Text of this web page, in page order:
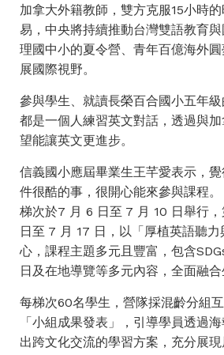
加拿大外籍教師，雙方克服15小時
易，中央將持續推動台灣雙語教育
理國中小的夏令營、青年百億海外
展國際視野。
參與學生、就讀長榮百合國小五年
都是一個人練習英文對話，透過與
望能讓英文更進步。
信義國小應屆畢業生王芊愛表示，
件很酷的事，很開心能來參與課程
梯次於7 月 6 日至 7 月 10 日舉行
日至 7 月 17 日，以「厚植英語聽
心，課程主題多元且豐富，包含
日及在地導覽等多元內容，全面融合
每梯次60名學生，營隊採混齡分組
「小組成果發表」，引導學員透過
出跨文化交流的學習方案，充分展